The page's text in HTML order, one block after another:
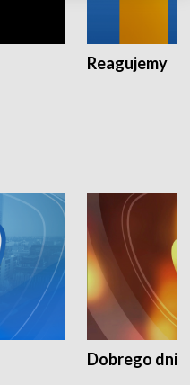
Reagujemy
Dobrego dnia